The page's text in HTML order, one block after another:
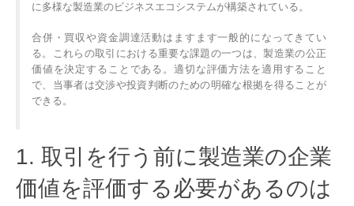
に多様な製造業のビジネスエコシステムが構築されている。
合併・買収や資金調達活動はますます一般的になってきてい
る。これらの取引における重要な課題の一つは、製造業の公正
価値を決定することである。適切な評価方法を適用すること
で、当事者は交渉や投資判断のための明確な根拠を得ることが
できる。
1. 取引を行う前に製造業の企業
価値を評価する必要があるのは